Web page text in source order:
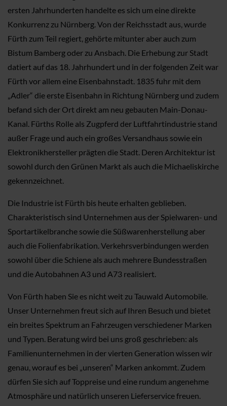
ersten Jahrhunderten handelte es sich um eine direkte
Konkurrenz zu Nürnberg. Von der Reichsstadt aus, wurde
Fürth zum Teil regiert, gehörte mitunter aber auch zum
Bistum Bamberg oder zu Ansbach. Die Erhebung zur Stadt
datiert auf das 18. Jahrhundert und in der folgenden Zeit war
Fürth vor allem eine Eisenbahnstadt. 1835 fuhr mit dem
„Adler“ die erste Eisenbahn in Richtung Nürnberg und zudem
befand sich der Ort direkt am neu gebauten Main-Donau-
Kanal. Fürths Rolle als Zugpferd der Luftfahrtindustrie stand
außer Frage und auch ein großes Versandhaus sowie ein
Elektronikhersteller prägten die Stadt. Deren Architektur ist
sowohl durch den Grünen Markt als auch die Michaeliskirche
gekennzeichnet.
Die Industrie ist Fürth bis heute erhalten geblieben.
Charakteristisch sind Unternehmen aus der Spielwaren- und
Sportartikelbranche sowie die Süßwarenherstellung aber
auch die Folienfabrikation. Verkehrsverbindungen werden
sowohl über die Schiene als auch mehrere Bundesstraßen
und die Autobahnen A3 und A73 realisiert.
Von Fürth haben Sie es nicht weit zu Tauwald Automobile.
Unser Unternehmen freut sich auf Ihren Besuch und bietet
ein breites Spektrum an Fahrzeugen verschiedener Marken
und Typen. Beratung wird bei uns groß geschrieben: als
Familienunternehmen in der vierten Generation wissen wir
genau, worauf es bei „unseren“ Marken ankommt. Zudem
dürfen Sie sich auf Toppreise und eine rundum angenehme
Atmosphäre und natürlich unseren Lieferservice freuen.